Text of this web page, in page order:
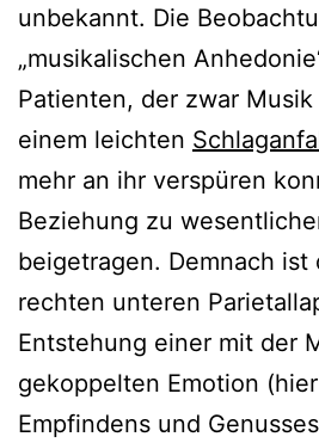
unbekannt. Die
„musikalischen
Patienten, der zwar
einem leichten
mehr an ihr verspüren
Beziehung zu
beigetragen. Demnach ist
rechten unteren
Entstehung einer mit der
gekoppelten Emotion
Empfindens und